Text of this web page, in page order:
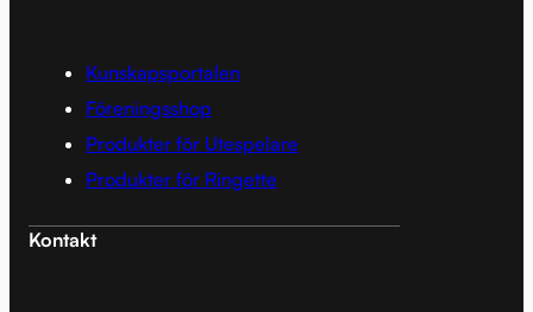
Kunskapsportalen
Föreningsshop
Produkter för Utespelare
Produkter för Ringette
Kontakt